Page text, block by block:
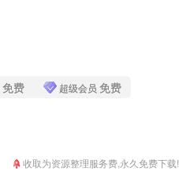
免费 超级会员 免费
收取为资源整理服务费,永久免费下载!